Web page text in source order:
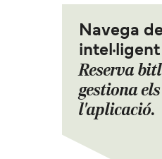
Navega
intel·ligent
Reserva
gestiona
l'aplicació.